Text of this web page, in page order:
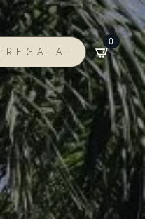
¡ R E G A L A !
0